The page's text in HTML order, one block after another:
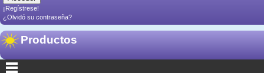
¡Regístrese!
¿Olvidó su contraseña?
Productos